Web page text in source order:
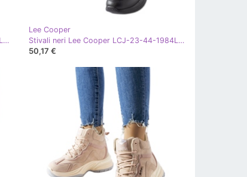
Stivali neri Lee Cooper LCJ-23-44-1973L nero
Lee Cooper
Stivali neri Lee Cooper LCJ-23-44-1984L nero
50,17 €